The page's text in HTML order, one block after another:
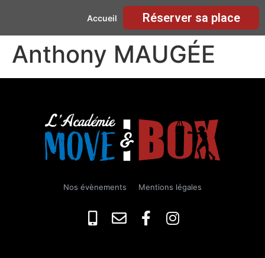
Accueil Réserver sa place
Anthony MAUGÉE
Nos évènements Mentions légales